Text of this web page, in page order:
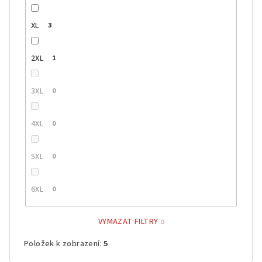
XL 3
2XL 1
3XL 0
4XL 0
5XL 0
6XL 0
VYMAZAT FILTRY
Položek k zobrazení:5